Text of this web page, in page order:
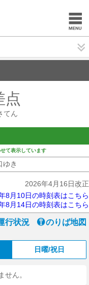
点
てん
て表示しています
ゆき
2026年4月16日改正
8月10日の時刻表はこちら
8月14日の時刻表はこちら
行状況 のりば地図
日曜/祝日
せん。